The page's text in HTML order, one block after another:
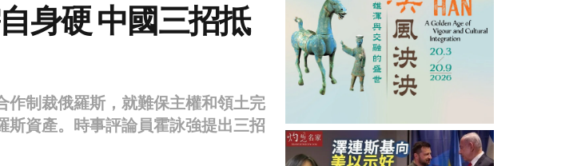
身硬 中國三招抵
作制裁俄羅斯，就難保主權和領土完
資產。時事評論員霍詠強提出三招